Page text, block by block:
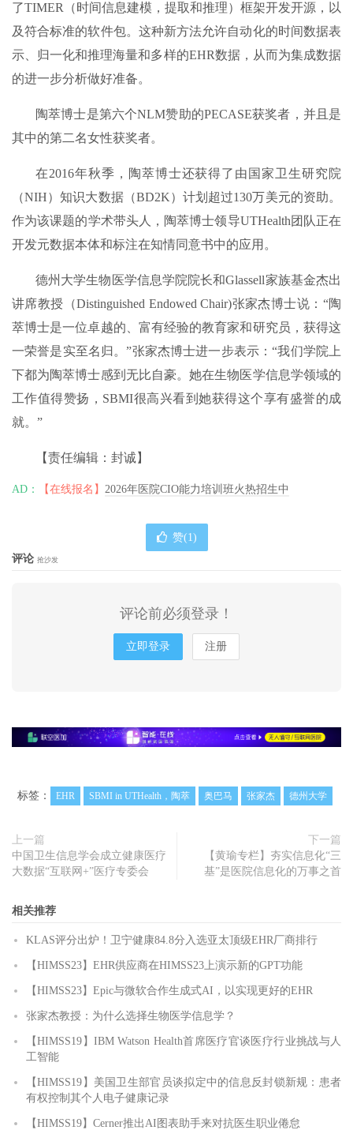
了TIMER（时间信息建模，提取和推理）框架开发开源，以
及符合标准的软件包。这种新方法允许自动化的时间数据表
示、归一化和推理海量和多样的EHR数据，从而为集成数据
的进一步分析做好准备。
陶萃博士是第六个NLM赞助的PECASE获奖者，并且是
其中的第二名女性获奖者。
在2016年秋季，陶萃博士还获得了由国家卫生研究院
（NIH）知识大数据（BD2K）计划超过130万美元的资助。
作为该课题的学术带头人，陶萃博士领导UTHealth团队正在
开发元数据本体和标注在知情同意书中的应用。
德州大学生物医学信息学院院长和Glassell家族基金杰出
讲席教授（Distinguished Endowed Chair)张家杰博士说：“陶
萃博士是一位卓越的、富有经验的教育家和研究员，获得这
一荣誉是实至名归。”张家杰博士进一步表示：“我们学院上
下都为陶萃博士感到无比自豪。她在生物医学信息学领域的
工作值得赞扬，SBMI很高兴看到她获得这个享有盛誉的成
就。”
【责任编辑：封诚】
AD： 【在线报名】 2026年医院CIO能力培训班火热招生中
赞(1)
评论 抢沙发
评论前必须登录！
立即登录 注册
标签： EHR SBMI in UTHealth，陶萃 奥巴马 张家杰 德州大学
上一篇
中国卫生信息学会成立健康医疗
大数据“互联网+”医疗专委会
下一篇
【黄瑜专栏】夯实信息化“三
基”是医院信息化的万事之首
相关推荐
KLAS评分出炉！卫宁健康84.8分入选亚太顶级EHR厂商排行
【HIMSS23】EHR供应商在HIMSS23上演示新的GPT功能
【HIMSS23】Epic与微软合作生成式AI，以实现更好的EHR
张家杰教授：为什么选择生物医学信息学？
【HIMSS19】IBM Watson Health首席医疗官谈医疗行业挑战与人
工智能
【HIMSS19】美国卫生部官员谈拟定中的信息反封锁新规：患者
有权控制其个人电子健康记录
【HIMSS19】Cerner推出AI图表助手来对抗医生职业倦怠